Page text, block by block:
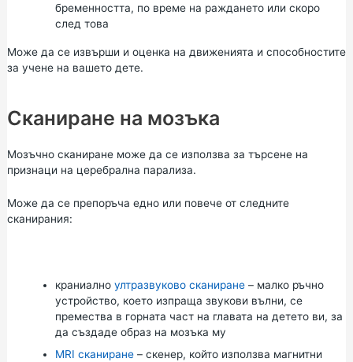
бременността, по време на раждането или скоро
след това
Може да се извърши и оценка на движенията и способностите
за учене на вашето дете.
Сканиране на мозъка
Мозъчно сканиране може да се използва за търсене на
признаци на церебрална парализа.
Може да се препоръча едно или повече от следните
сканирания:
краниално ултразвуково сканиране– малко ръчно
устройство, което изпраща звукови вълни, се
премества в горната част на главата на детето ви, за
да създаде образ на мозъка му
MRI сканиране– скенер, който използва магнитни